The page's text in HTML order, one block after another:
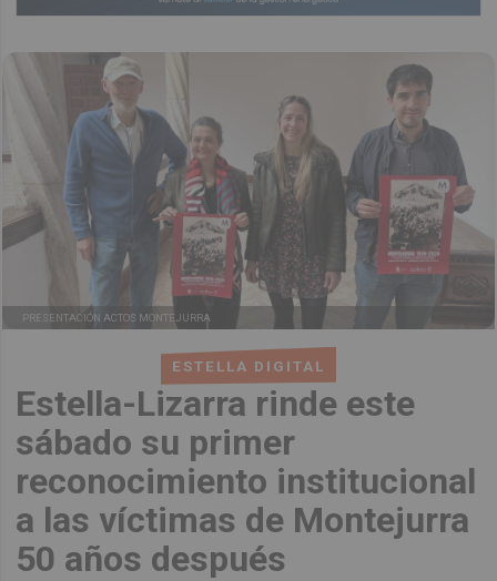
ESTELLA DIGITAL
Estella-Lizarra rinde este
sábado su primer
reconocimiento institucional
a las víctimas de Montejurra
50 años después
PRESENTACIÓN ACTOS MONTEJURRA